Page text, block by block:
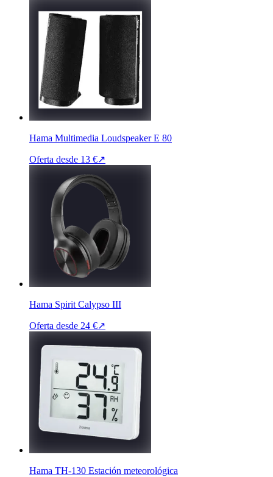
Hama Multimedia Loudspeaker E 80
Oferta desde 13 €↗
Hama Spirit Calypso III
Oferta desde 24 €↗
Hama TH-130 Estación meteorológica